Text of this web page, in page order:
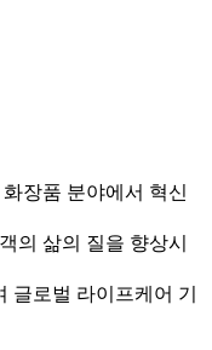
장품 분야에서 혁신
의 삶의 질을 향상시
글로벌 라이프케어 기